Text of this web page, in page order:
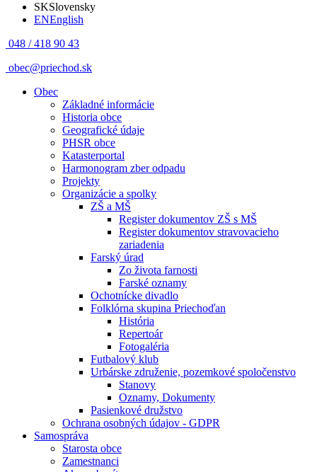
SKSlovensky
ENEnglish
048 / 418 90 43
obec@priechod.sk
Obec
Základné informácie
Historia obce
Geografické údaje
PHSR obce
Katasterportal
Harmonogram zber odpadu
Projekty
Organizácie a spolky
ZŠ a MŠ
Register dokumentov ZŠ s MŠ
Register dokumentov stravovacieho
zariadenia
Farský úrad
Zo života farnosti
Farské oznamy
Ochotnícke divadlo
Folklórna skupina Priechoďan
História
Repertoár
Fotogaléria
Futbalový klub
Urbárske združenie, pozemkové spoločenstvo
Stanovy
Oznamy, Dokumenty
Pasienkové družstvo
Ochrana osobných údajov - GDPR
Samospráva
Starosta obce
Zamestnanci